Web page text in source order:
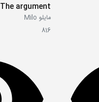
The argument
مایلو Milo
816